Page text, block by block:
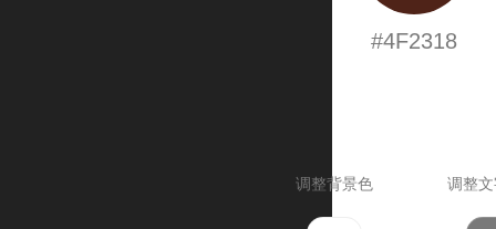
#4F2318
调整背景色 调整